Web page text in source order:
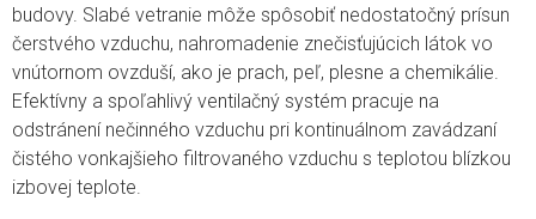
budovy. Slabé vetranie môže spôsobiť nedostatočný prísun
čerstvého vzduchu, nahromadenie znečisťujúcich látok vo
vnútornom ovzduší, ako je prach, peľ, plesne a chemikálie.
Efektívny a spoľahlivý ventilačný systém pracuje na
odstránení nečinného vzduchu pri kontinuálnom zavádzaní
čistého vonkajšieho filtrovaného vzduchu s teplotou blízkou
izbovej teplote.